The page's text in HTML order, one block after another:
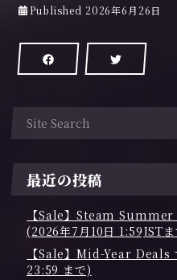
Published 2026年6月26日
最近の投稿
【Sale】Steam
(2026年7月10日 1:59JST
【Sale】Mid-Year Deals
23:59 まで)